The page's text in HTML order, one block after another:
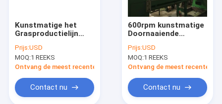
Kunstmatige het
Grasproductielijn
Tufter-
Gazonmachine
Prijs:USD
MOQ:1 REEKS
Ontvang de meest recente Prijs
Contact nu
600rpm kunstmatige
Doornaaiende
het Grasgazon
Productielijn
Prijs:USD
MOQ:1 REEKS
Ontvang de meest recente
Contact nu